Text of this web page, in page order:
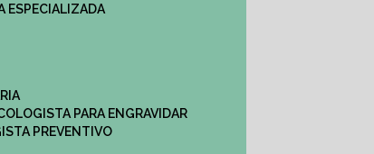
ESPECIALIZADA
PARA ENGRAVIDAR
PREVENTIVO